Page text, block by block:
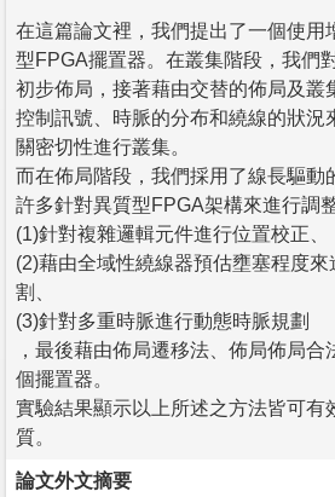
在這篇論文裡，我們提出了一個使用
型FPGA擺置器。在叢集階段，我們
初步佈局，接著藉由交替的佈局及叢
控制訊號、時脈的分布和繞線的狀況
關密切性進行叢集。
而在佈局階段，我們採用了線長驅動
許多針對異質型FPGA架構來進行調
(1)針對複雜邏輯元件進行位置校正、
(2)藉由全域性繞線器預估壅塞程度
割、
(3)針對多重時脈進行動態時脈規劃
，最後藉由佈局遷移法、佈局佈局
個擺置器。
實驗結果顯示以上所述之方法皆可有
質。
論文外文摘要